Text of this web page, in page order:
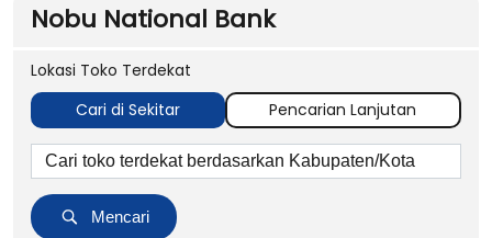
Nobu National Bank
Lokasi Toko Terdekat
Cari di Sekitar
Pencarian Lanjutan
Mencari